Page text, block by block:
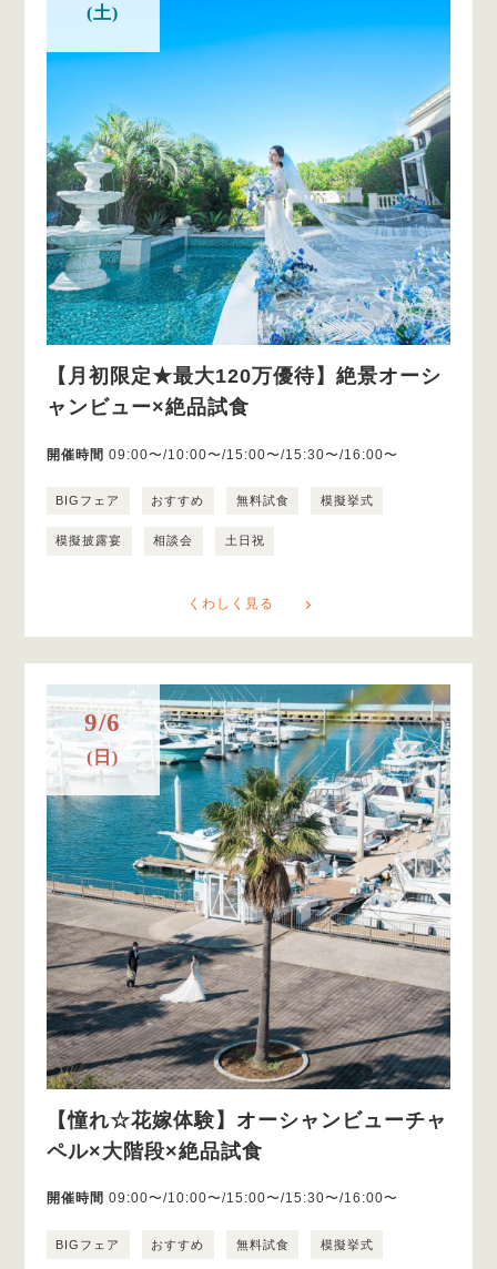
(土)
【月初限定★最大120万優待】絶景オーシ
ャンビュー×絶品試食
開催時間 09:00〜/10:00〜/15:00〜/15:30〜/16:00〜
BIGフェア おすすめ 無料試食 模擬挙式
模擬披露宴 相談会 土日祝
くわしく見る
9/6
(日)
【憧れ☆花嫁体験】オーシャンビューチャ
ペル×大階段×絶品試食
開催時間 09:00〜/10:00〜/15:00〜/15:30〜/16:00〜
BIGフェア おすすめ 無料試食 模擬挙式